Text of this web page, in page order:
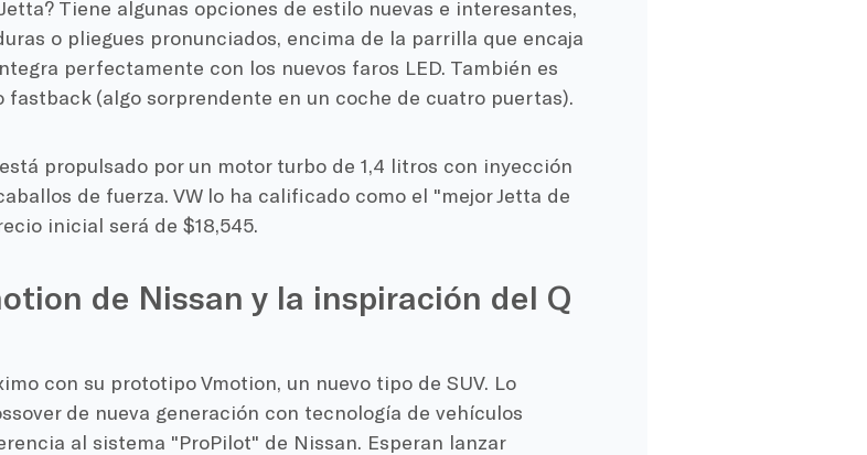
Tiene algunas opciones de estilo nuevas e interesantes,
o pliegues pronunciados, encima de la parrilla que encaja
perfectamente con los nuevos faros LED. También es
(algo sorprendente en un coche de cuatro puertas).
propulsado por un motor turbo de 1,4 litros con inyección
de fuerza. VW lo ha calificado como el "mejor Jetta de
inicial será de $18,545.
de Nissan y la inspiración del Q
con su prototipo Vmotion, un nuevo tipo de SUV. Lo
de nueva generación con tecnología de vehículos
al sistema "ProPilot" de Nissan. Esperan lanzar